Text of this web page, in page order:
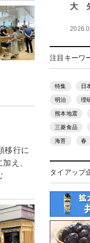
移行に
え、
大
注目キーワ
特集 日
明治 理
熊本地震
三菱食品
海苔 春
タイアップ